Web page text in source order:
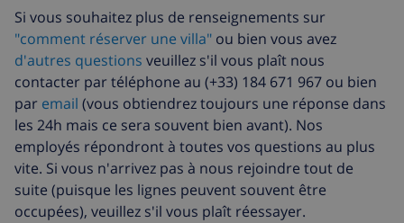
Si vous souhaitez plus de renseignements sur
"comment réserver une villa" ou bien vous avez
d'autres questions veuillez s'il vous plaît nous
contacter par téléphone au (+33) 184 671 967 ou bien
par email (vous obtiendrez toujours une réponse dans
les 24h mais ce sera souvent bien avant). Nos
employés répondront à toutes vos questions au plus
vite. Si vous n'arrivez pas à nous rejoindre tout de
suite (puisque les lignes peuvent souvent être
occupées), veuillez s'il vous plaît réessayer.